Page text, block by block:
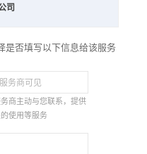
司
是否填写以下信息给该服务
商主动与您联系，提供
使用等服务